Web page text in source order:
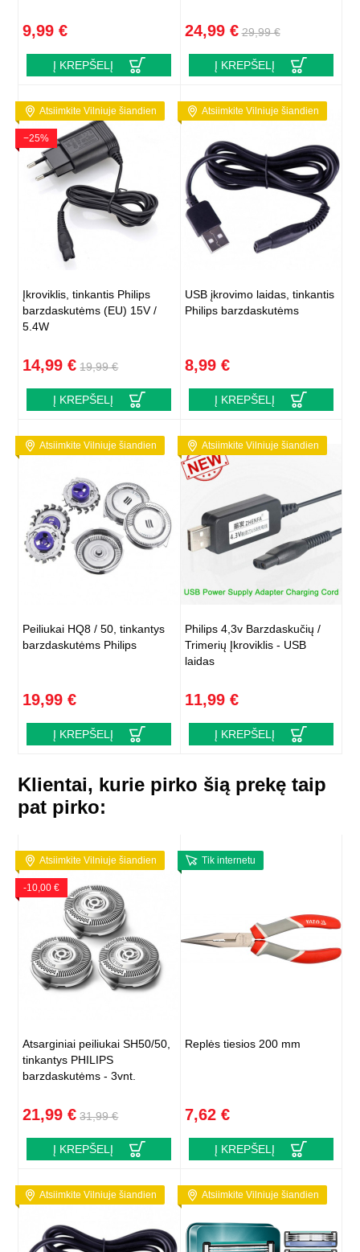
9,99 €
Į KREPŠELĮ
24,99 € 29,99 €
Į KREPŠELĮ
Atsiimkite Vilniuje šiandien
−25%
Įkroviklis, tinkantis Philips
barzdaskutėms (EU) 15V /
5.4W
14,99 € 19,99 €
Į KREPŠELĮ
Atsiimkite Vilniuje šiandien
USB įkrovimo laidas, tinkantis
Philips barzdaskutėms
8,99 €
Į KREPŠELĮ
Atsiimkite Vilniuje šiandien
Peiliukai HQ8 / 50, tinkantys
barzdaskutėms Philips
19,99 €
Į KREPŠELĮ
Atsiimkite Vilniuje šiandien
Philips 4,3v Barzdaskučių /
Trimerių Įkroviklis - USB
laidas
11,99 €
Į KREPŠELĮ
Klientai, kurie pirko šią prekę taip
pat pirko:
Atsiimkite Vilniuje šiandien
-10,00 €
Atsarginiai peiliukai SH50/50,
tinkantys PHILIPS
barzdaskutėms - 3vnt.
21,99 € 31,99 €
Į KREPŠELĮ
Tik internetu
Replės tiesios 200 mm
7,62 €
Į KREPŠELĮ
Atsiimkite Vilniuje šiandien Atsiimkite Vilniuje šiandien